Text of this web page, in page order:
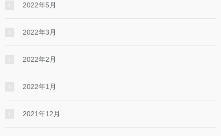
2022年5月
2022年3月
2022年2月
2022年1月
2021年12月